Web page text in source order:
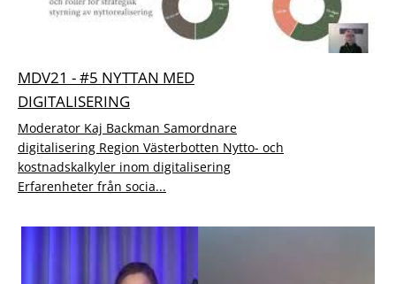
MDV21 - #5 NYTTAN MED
DIGITALISERING
Moderator Kaj Backman Samordnare
digitalisering Region Västerbotten Nytto- och
kostnadskalkyler inom digitalisering
Erfarenheter från socia...